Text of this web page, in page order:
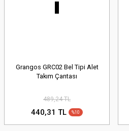
Grangos GRC02 Bel Tipi Alet
Takım Çantası
489,24 TL
440,31 TL %10